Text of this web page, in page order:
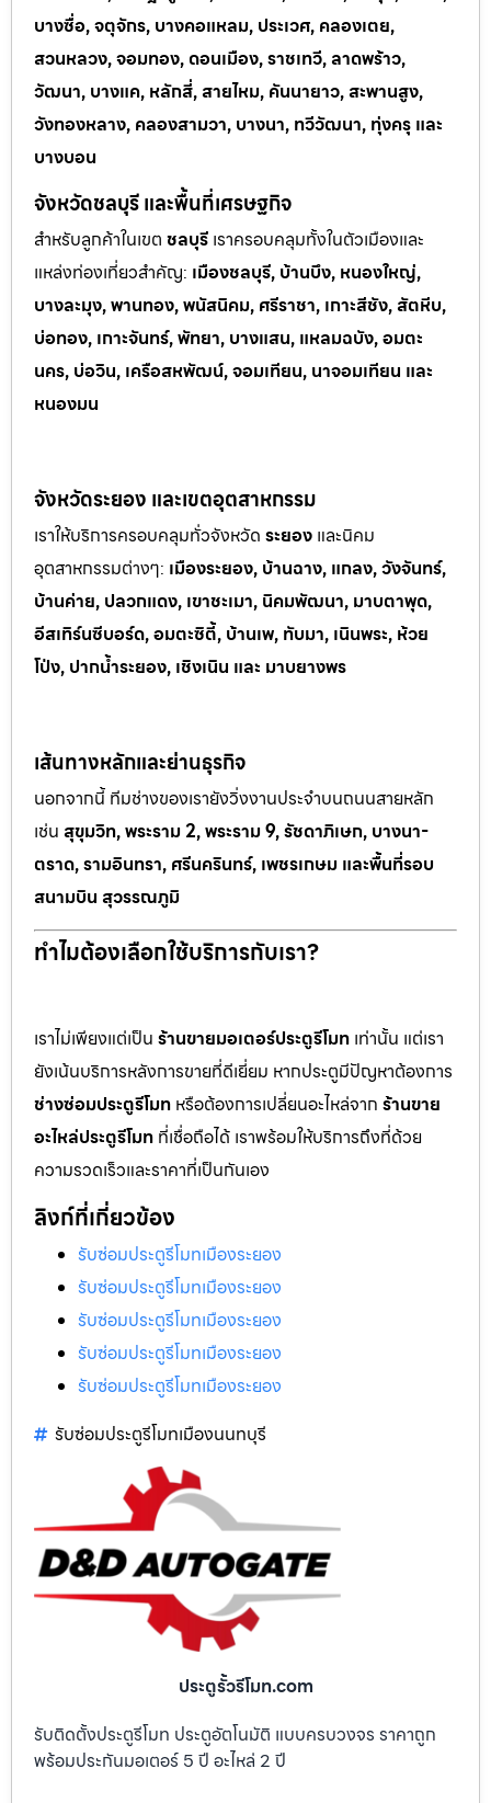
บางซื่อ, จตุจักร, บางคอแหลม, ประเวศ, คลองเตย,
สวนหลวง, จอมทอง, ดอนเมือง, ราชเทวี, ลาดพร้าว,
วัฒนา, บางแค, หลักสี่, สายไหม, คันนายาว, สะพานสูง,
วังทองหลาง, คลองสามวา, บางนา, ทวีวัฒนา, ทุ่งครุ และ
บางบอน
จังหวัดชลบุรี และพื้นที่เศรษฐกิจ
สำหรับลูกค้าในเขต ชลบุรี เราครอบคลุมทั้งในตัวเมืองและ
แหล่งท่องเที่ยวสำคัญ: เมืองชลบุรี, บ้านบึง, หนองใหญ่,
บางละมุง, พานทอง, พนัสนิคม, ศรีราชา, เกาะสีชัง, สัตหีบ,
บ่อทอง, เกาะจันทร์, พัทยา, บางแสน, แหลมฉบัง, อมตะ
นคร, บ่อวิน, เครือสหพัฒน์, จอมเทียน, นาจอมเทียน และ
หนองมน
จังหวัดระยอง และเขตอุตสาหกรรม
เราให้บริการครอบคลุมทั่วจังหวัด ระยอง และนิคม
อุตสาหกรรมต่างๆ: เมืองระยอง, บ้านฉาง, แกลง, วังจันทร์,
บ้านค่าย, ปลวกแดง, เขาชะเมา, นิคมพัฒนา, มาบตาพุด,
อีสเทิร์นซีบอร์ด, อมตะซิตี้, บ้านเพ, ทับมา, เนินพระ, ห้วย
โป่ง, ปากน้ำระยอง, เชิงเนิน และ มาบยางพร
เส้นทางหลักและย่านธุรกิจ
นอกจากนี้ ทีมช่างของเรายังวิ่งงานประจำบนถนนสายหลัก
เช่น สุขุมวิท, พระราม 2, พระราม 9, รัชดาภิเษก, บางนา-
ตราด, รามอินทรา, ศรีนครินทร์, เพชรเกษม และพื้นที่รอบ
สนามบิน สุวรรณภูมิ
ทำไมต้องเลือกใช้บริการกับเรา?
เราไม่เพียงแต่เป็น ร้านขายมอเตอร์ประตูรีโมท เท่านั้น แต่เรา
ยังเน้นบริการหลังการขายที่ดีเยี่ยม หากประตูมีปัญหาต้องการ
ช่างซ่อมประตูรีโมท หรือต้องการเปลี่ยนอะไหล่จาก ร้านขาย
อะไหล่ประตูรีโมท ที่เชื่อถือได้ เราพร้อมให้บริการถึงที่ด้วย
ความรวดเร็วและราคาที่เป็นกันเอง
ลิงก์ที่เกี่ยวข้อง
รับซ่อมประตูรีโมทเมืองระยอง
รับซ่อมประตูรีโมทเมืองระยอง
รับซ่อมประตูรีโมทเมืองระยอง
รับซ่อมประตูรีโมทเมืองระยอง
รับซ่อมประตูรีโมทเมืองระยอง
รับซ่อมประตูรีโมทเมืองนนทบุรี
ประตูรั้วรีโมท.com
รับติดตั้งประตูรีโมท ประตูอัตโนมัติ แบบครบวงจร ราคาถูก
พร้อมประกันมอเตอร์ 5 ปี อะไหล่ 2 ปี